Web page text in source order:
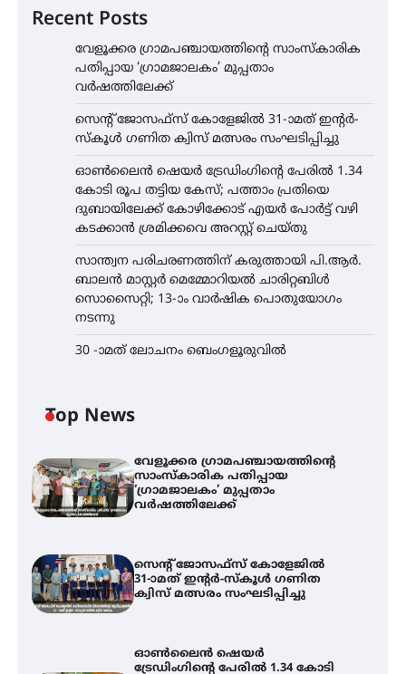
Recent Posts
വേളൂക്കര ഗ്രാമപഞ്ചായത്തിന്റെ സാംസ്കാരിക
പതിപ്പായ ‘ഗ്രാമജാലകം’ മുപ്പതാം
വർഷത്തിലേക്ക്
സെന്റ് ജോസഫ്സ് കോളേജിൽ 31-ാമത് ഇന്റർ-
സ്കൂൾ ഗണിത ക്വിസ് മത്സരം സംഘടിപ്പിച്ചു
ഓൺലൈൻ ഷെയർ ട്രേഡിംഗിന്റെ പേരിൽ 1.34
കോടി രൂപ തട്ടിയ കേസ്; പത്താം പ്രതിയെ
ദുബായിലേക്ക് കോഴിക്കോട് എയർ പോർട്ട് വഴി
കടക്കാൻ ശ്രമിക്കവെ അറസ്റ്റ് ചെയ്തു
സാന്ത്വന പരിചരണത്തിന് കരുത്തായി പി.ആർ.
ബാലൻ മാസ്റ്റർ മെമ്മോറിയൽ ചാരിറ്റബിൾ
സൊസൈറ്റി; 13-ാം വാർഷിക പൊതുയോഗം
നടന്നു
30 -ാമത് ലോചനം ബെംഗളൂരുവിൽ
Top News
വേളൂക്കര ഗ്രാമപഞ്ചായത്തിന്റെ
സാംസ്കാരിക പതിപ്പായ
‘ഗ്രാമജാലകം’ മുപ്പതാം
വർഷത്തിലേക്ക്
സെന്റ് ജോസഫ്സ് കോളേജിൽ
31-ാമത് ഇന്റർ-സ്കൂൾ ഗണിത
ക്വിസ് മത്സരം സംഘടിപ്പിച്ചു
ഓൺലൈൻ ഷെയർ
ട്രേഡിംഗിന്റെ പേരിൽ 1.34 കോടി